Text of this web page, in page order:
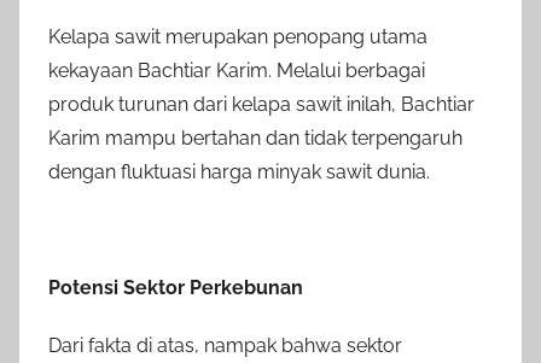
Kelapa sawit merupakan penopang utama
kekayaan Bachtiar Karim. Melalui berbagai
produk turunan dari kelapa sawit inilah, Bachtiar
Karim mampu bertahan dan tidak terpengaruh
dengan fluktuasi harga minyak sawit dunia.
Potensi Sektor Perkebunan
Dari fakta di atas, nampak bahwa sektor